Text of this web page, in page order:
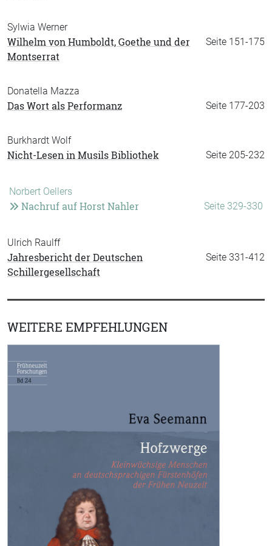
Sylwia Werner
Seite 151-175
Wilhelm von Humboldt, Goethe und der
Montserrat
Donatella Mazza
Seite 177-203
Das Wort als Performanz
Burkhardt Wolf
Seite 205-232
Nicht-Lesen in Musils Bibliothek
Norbert Oellers
Seite 329-330
Nachruf auf Horst Nahler
Ulrich Raulff
Seite 331-412
Jahresbericht der Deutschen
Schillergesellschaft
WEITERE EMPFEHLUNGEN